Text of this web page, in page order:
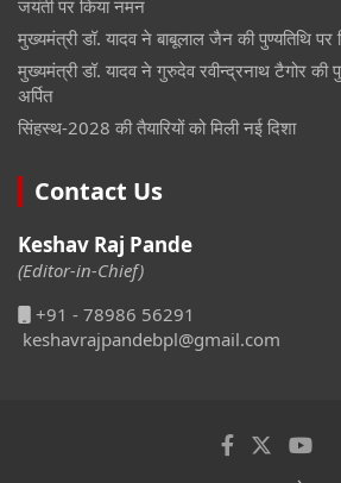
जयंती पर किया नमन
मुख्यमंत्री डॉ. यादव ने बाबूलाल जैन की पुण्यतिथि पर
मुख्यमंत्री डॉ. यादव ने गुरुदेव रवीन्द्रनाथ टैगोर की
अर्पित
सिंहस्थ-2028 की तैयारियों को मिली नई दिशा
Contact Us
Keshav Raj Pande
(Editor-in-Chief)
+91 - 78986 56291
keshavrajpandebpl@gmail.com